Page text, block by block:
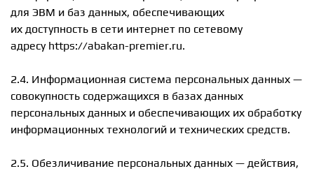
для ЭВМ и баз данных, обеспечивающих
их доступность в сети интернет по сетевому
адресу https://abakan-premier.ru.
2.4. Информационная система персональных данных —
совокупность содержащихся в базах данных
персональных данных и обеспечивающих их обработку
информационных технологий и технических средств.
2.5. Обезличивание персональных данных — действия,